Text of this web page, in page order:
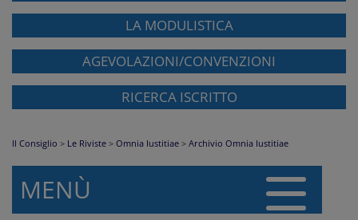
LA MODULISTICA
AGEVOLAZIONI/CONVENZIONI
RICERCA ISCRITTO
Il Consiglio > Le Riviste > Omnia Iustitiae > Archivio Omnia Iustitiae
MENÙ